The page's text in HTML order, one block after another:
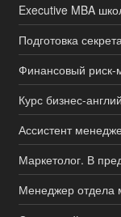
Executive MBA
Подготовка
Финансовый
Курс бизнес-
Ассистент
Маркетолог. В
Менеджер отдела